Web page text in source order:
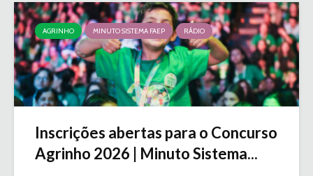
AGRINHO MINUTO SISTEMA FAEP RÁDIO
Inscrições abertas para o Concurso
Agrinho 2026 | Minuto Sistema...